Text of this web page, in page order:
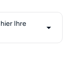
Ihre